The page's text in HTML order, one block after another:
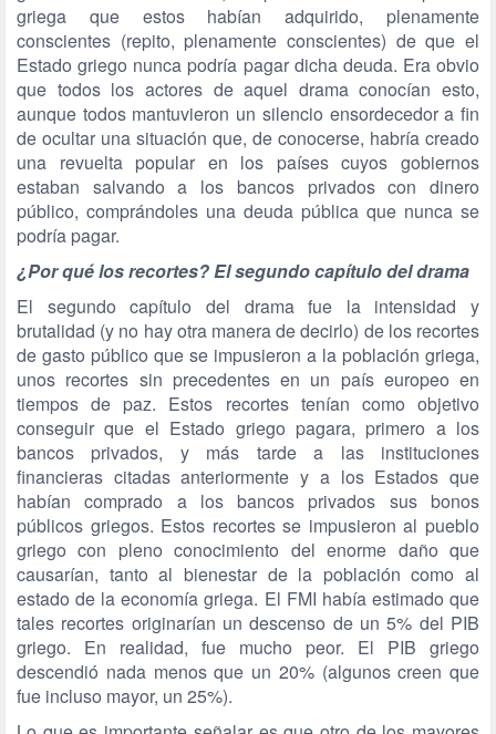
griega que estos habían adquirido, plenamente
conscientes (repito, plenamente conscientes) de que el
Estado griego nunca podría pagar dicha deuda. Era obvio
que todos los actores de aquel drama conocían esto,
aunque todos mantuvieron un silencio ensordecedor a fin
de ocultar una situación que, de conocerse, habría creado
una revuelta popular en los países cuyos gobiernos
estaban salvando a los bancos privados con dinero
público, comprándoles una deuda pública que nunca se
podría pagar.
¿Por qué los recortes? El segundo capítulo del drama
El segundo capítulo del drama fue la intensidad y
brutalidad (y no hay otra manera de decirlo) de los recortes
de gasto público que se impusieron a la población griega,
unos recortes sin precedentes en un país europeo en
tiempos de paz. Estos recortes tenían como objetivo
conseguir que el Estado griego pagara, primero a los
bancos privados, y más tarde a las instituciones
financieras citadas anteriormente y a los Estados que
habían comprado a los bancos privados sus bonos
públicos griegos. Estos recortes se impusieron al pueblo
griego con pleno conocimiento del enorme daño que
causarían, tanto al bienestar de la población como al
estado de la economía griega. El FMI había estimado que
tales recortes originarían un descenso de un 5% del PIB
griego. En realidad, fue mucho peor. El PIB griego
descendió nada menos que un 20% (algunos creen que
fue incluso mayor, un 25%).